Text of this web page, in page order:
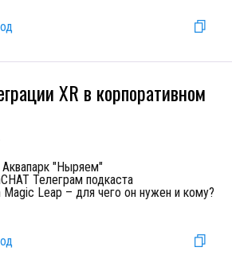
XR в корпоративном
Аквапарк "Ныряем"
Телеграм подкаста
Leap – для чего он нужен и кому?